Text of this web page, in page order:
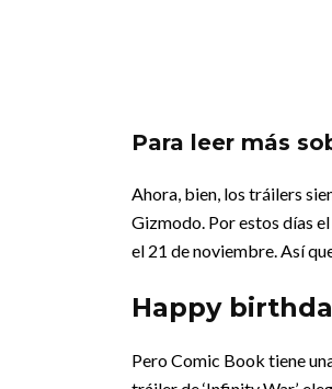
Para leer más
Ahora, bien, los tráilers
Gizmodo. Por estos días el
el 21 de noviembre. Así
Happy
Pero Comic Book tiene